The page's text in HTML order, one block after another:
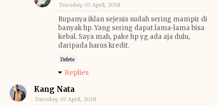
Tuesday, 03 April, 2018
Rupanya iklan sejenis sudah sering mampir di
banyak hp. Yang sering dapat lama-lama bisa
kebal. Saya mah, pake hp yg ada aja dulu,
daripada harus kredit.
Delete
Replies
Kang Nata
Tuesday, 03 April, 2018